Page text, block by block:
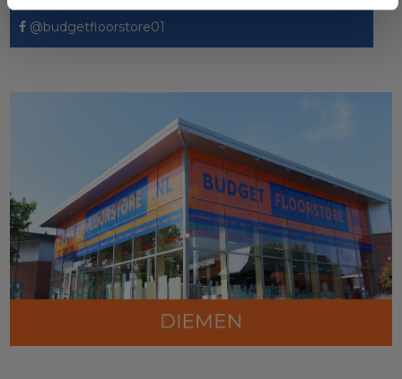
@budgetfloorstore01